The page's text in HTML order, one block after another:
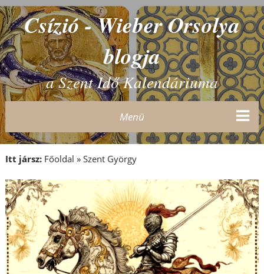
Csízió - Wieber Orsolya
blogja
a Szent Idő Kalendáriuma
Menü
Itt jársz: Főoldal » Szent György